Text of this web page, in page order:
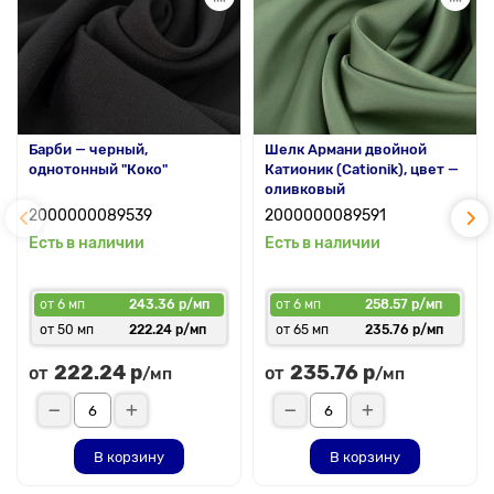
С таким материалом создавать оригинальные изделия –
легко и приятно!
Барби — черный,
однотонный "Коко"
2000000089539
Есть в наличии
от 6 мп
243.36 р/мп
от 50 мп
222.24 р/мп
от 222.24 р/мп
В корзину
Шелк Армани двойной
Катионик (Cationik), цвет —
оливковый
2000000089591
Есть в наличии
от 6 мп
258.57 р/мп
от 65 мп
235.76 р/мп
от 235.76 р/мп
В корзину